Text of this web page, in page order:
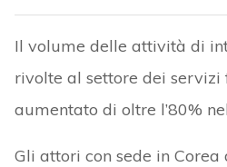
Il volume delle attività di
rivolte al settore dei servizi
aumentato di oltre l’80%
Gli attori con sede in Corea